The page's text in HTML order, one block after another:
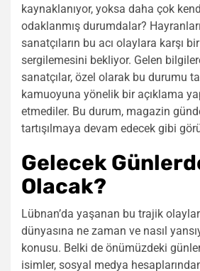
kaynaklanıyor, yoksa daha çok
odaklanmış durumdalar?
sanatçıların bu acı olaylara karşı
sergilemesini bekliyor. Gelen
sanatçılar, özel olarak bu durumu
kamuoyuna yönelik bir açıklama
etmediler. Bu durum, magazin
tartışılmaya devam edecek gibi
Gelecek
Olacak?
Lübnan’da yaşanan bu trajik
dünyasına ne zaman ve nasıl
konusu. Belki de önümüzdeki
isimler, sosyal medya